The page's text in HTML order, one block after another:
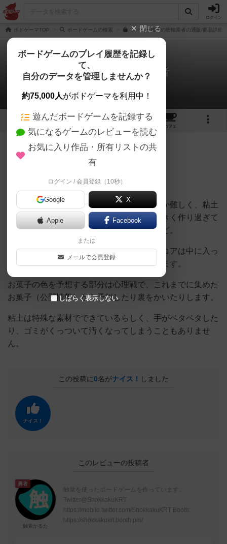
ログイン
ボドゲーマTOP ボードゲームの検索 トイバー親子の密輸業者の通販/商品詳細
トイバー親子の密輸業者
触覚かるたさんのレビュー
4 4
カフェ
272名 0名 0 7年以上前
粘土を丸める作業に夢中になります。
穴をちょうど通る大きさにするのはなかなか難しく、粘土
の作り方も個性が出て面白いです。毎回大きく作り過ぎて
しまう人、いびつな形になってしまう人など。
粘土を作る作業も楽しいですが、ゲームのコアは中に入っ
たお菓子の色を当てて得点を稼ぐ点にあります。
お菓子の色を予想する部分は心理戦で、これまでに集めた
お菓子（公開情報）から予想したり裏をかいたりします。
粘土は特殊な素材でできているらしく、手がベタベタした
り、ゴミがくっついて汚くなってしまうこともありませ
ん。
この投稿に0名がナイス！ しました
ナイス！
このレビューの投稿者
勇者
触覚かるた
触覚を使ったボードゲームを作っています。
Twitter@ShokkakuKRT
https://mobile.twitter.com/ShokkakuKRT Booth:
https://shokkakukrt.booth.pm/
閉じる
ボードゲームのプレイ履歴を記録し
て、
自分のデータを管理しませんか？
約75,000人がボドゲーマを利用中！
遊んだボードゲームを記録する
気になるゲームのレビューを読む
お気に入り作品・所有リストの共
有
ログイン / 会員登録（10秒）
Google X
Apple Facebook
または
メールで会員登録
しばらく表示しない